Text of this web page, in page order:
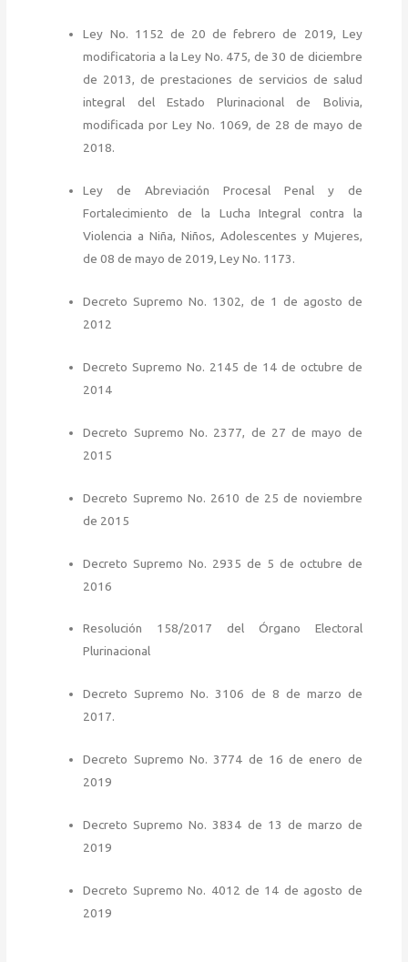
Ley No. 1152 de 20 de febrero de 2019, Ley
modificatoria a la Ley No. 475, de 30 de diciembre
de 2013, de prestaciones de servicios de salud
integral del Estado Plurinacional de Bolivia,
modificada por Ley No. 1069, de 28 de mayo de
2018.
Ley de Abreviación Procesal Penal y de
Fortalecimiento de la Lucha Integral contra la
Violencia a Niña, Niños, Adolescentes y Mujeres,
de 08 de mayo de 2019, Ley No. 1173.
Decreto Supremo No. 1302, de 1 de agosto de
2012
Decreto Supremo No. 2145 de 14 de octubre de
2014
Decreto Supremo No. 2377, de 27 de mayo de
2015
Decreto Supremo No. 2610 de 25 de noviembre
de 2015
Decreto Supremo No. 2935 de 5 de octubre de
2016
Resolución 158/2017 del Órgano Electoral
Plurinacional
Decreto Supremo No. 3106 de 8 de marzo de
2017.
Decreto Supremo No. 3774 de 16 de enero de
2019
Decreto Supremo No. 3834 de 13 de marzo de
2019
Decreto Supremo No. 4012 de 14 de agosto de
2019